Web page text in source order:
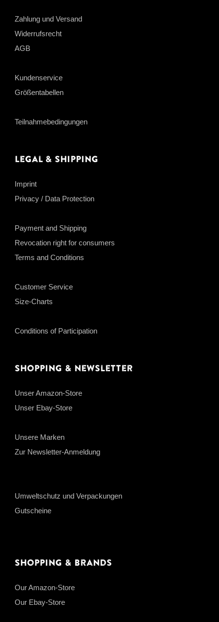
Zahlung und Versand
Widerrufsrecht
AGB
Kundenservice
Größentabellen
Teilnahmebedingungen
Legal & Shipping
Imprint
Privacy / Data Protection
Payment and Shipping
Revocation right for consumers
Terms and Conditions
Customer Service
Size-Charts
Conditions of Participation
Shopping & Newsletter
Unser Amazon-Store
Unser Ebay-Store
Unsere Marken
Zur Newsletter-Anmeldung
Umweltschutz und Verpackungen
Gutscheine
Shopping & Brands
Our Amazon-Store
Our Ebay-Store